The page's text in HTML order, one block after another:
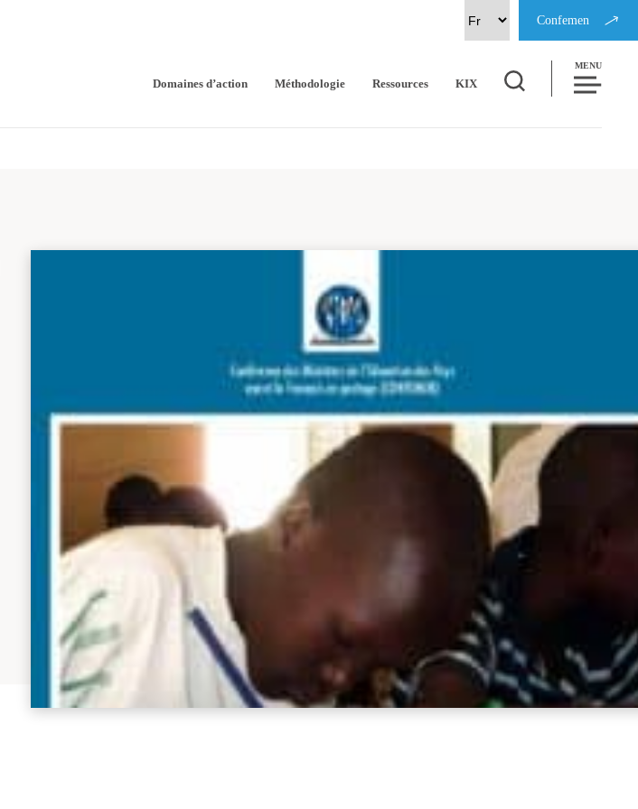
Confemen
Domaines d’action Méthodologie Ressources KIX
MENU